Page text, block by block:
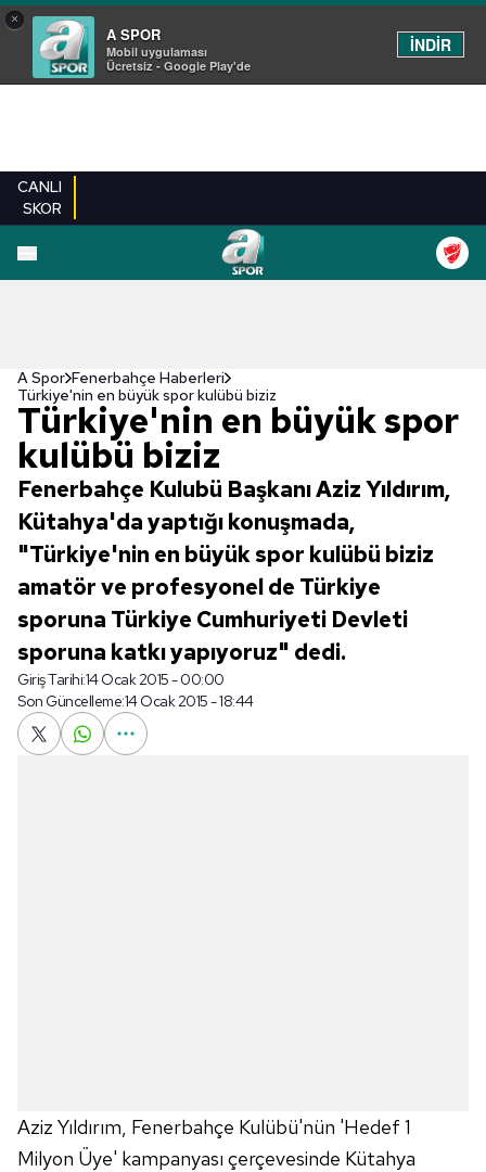
×
A SPOR
Mobil uygulaması
Ücretsiz - Google Play'de
İNDİR
CANLI
SKOR
A Spor Fenerbahçe Haberleri
Türkiye'nin en büyük spor kulübü biziz
Türkiye'nin en büyük spor
kulübü biziz
Fenerbahçe Kulubü Başkanı Aziz Yıldırım,
Kütahya'da yaptığı konuşmada,
"Türkiye'nin en büyük spor kulübü biziz
amatör ve profesyonel de Türkiye
sporuna Türkiye Cumhuriyeti Devleti
sporuna katkı yapıyoruz" dedi.
Giriş Tarihi:14 Ocak 2015 - 00:00
Son Güncelleme:14 Ocak 2015 - 18:44
Aziz Yıldırım, Fenerbahçe Kulübü'nün 'Hedef 1
Milyon Üye' kampanyası çerçevesinde Kütahya